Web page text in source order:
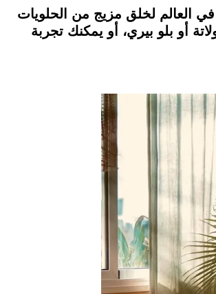
العالم لخلق مزيج من الحلويات
أو بلو بيري، أو يمكنك تجربة